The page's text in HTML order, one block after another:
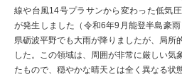
線や台風14号プラサンから変わった低気
が発生しました（令和6年9月能登半島豪
県砺波平野でも大雨が降りましたが、局所
した。この領域は、周囲が非常に厳しい気
たもので、穏やかな晴天とは全く異なる状